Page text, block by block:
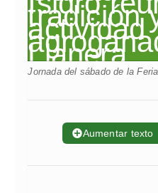
Jornada del sábado de la
➕Aumentar texto